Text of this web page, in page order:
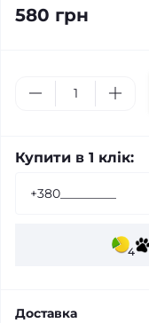
580 грн
Купити в 1 клік:
4
Доставка